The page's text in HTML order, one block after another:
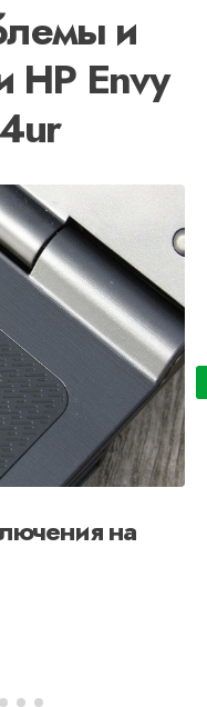
и
HP Envy
на